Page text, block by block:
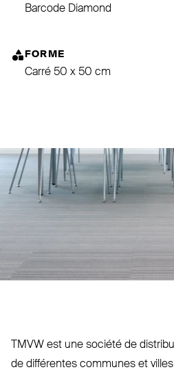
Barcode Diamond
FORME
Carré 50 x 50 cm
TMVW est une société de
de dif­férentes communes et